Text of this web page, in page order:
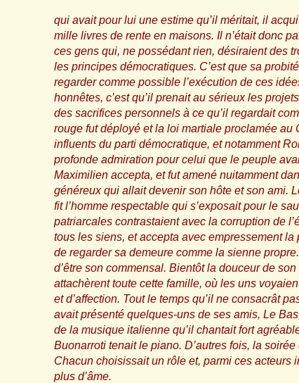
qui avait pour lui une estime qu’il méritait, il
mille livres de rente en maisons. Il n’était donc
ces gens qui, ne possédant rien, désiraient des
les principes démocratiques. C’est que sa
regarder comme possible l’exécution de ces
honnêtes, c’est qu’il prenait au sérieux les
des sacrifices personnels à ce qu’il regardait
rouge fut déployé et la loi martiale proclamée
influents du parti démocratique, et notamment
profonde admiration pour celui que le peuple
Maximilien accepta, et fut amené nuitamment
généreux qui allait devenir son hôte et son ami.
fit l’homme respectable qui s’exposait pour le
patriarcales contrastaient avec la corruption de
tous les siens, et accepta avec empressement
de regarder sa demeure comme la sienne
d’être son commensal. Bientôt la douceur de
attachèrent toute cette famille, où les uns
et d’affection. Tout le temps qu’il ne consacrât
avait présenté quelques-uns de ses amis, Le
de la musique italienne qu’il chantait fort
Buonarroti tenait le piano. D’autres fois, la
Chacun choisissait un rôle et, parmi ces acteurs
plus d’âme.